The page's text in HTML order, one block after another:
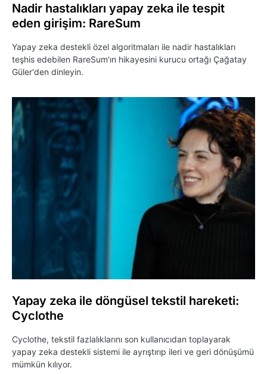
Nadir hastalıkları yapay zeka ile tespit
eden girişim: RareSum
Yapay zeka destekli özel algoritmaları ile nadir hastalıkları
teşhis edebilen RareSum'ın hikayesini kurucu ortağı Çağatay
Güler'den dinleyin.
Yapay zeka ile döngüsel tekstil hareketi:
Cyclothe
Cyclothe, tekstil fazlalıklarını son kullanıcıdan toplayarak
yapay zeka destekli sistemi ile ayrıştırıp ileri ve geri dönüşümü
mümkün kılıyor.